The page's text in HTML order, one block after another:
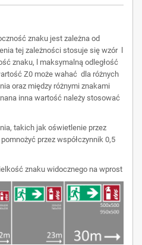
znaku jest zależna od
tej zależności stosuje się wzór l
znaku, l maksymalną odległość
Z0 może wahać dla różnych
oraz między różnymi znakami
inna wartość należy stosować
takich jak oświetlenie przez
przez współczynnik 0,5
znaku widocznego na wprost